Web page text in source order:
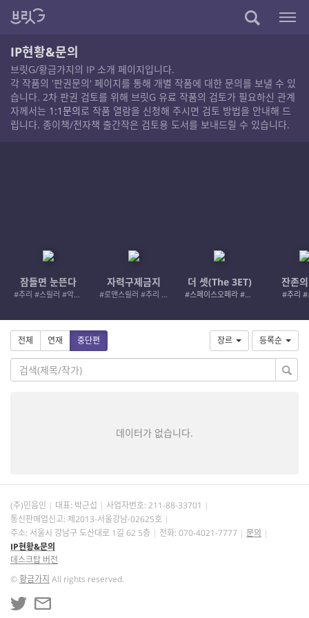
IP현황&문의
브릿G/황금가지의 IP 소개 페이지입니다.
각 작품의 '판권문의' 페이지를 통해 개별 작품에 대한 문의를 보낼 수 있
습니다. 2차 판권 검토를 위해 브릿G 유료 작품의 검토가 필요하신 관계
자께서는 1:1문의로 작품 열람을 신청해 주시면 검토 방법을 안내해 드
립니다. 종이책/전자책 출간작은 검토용 도서를 보내드릴 수 있습니다.
잠들면 눈뜬다
#추리 #스릴러 #악인 #로드레이지
자력구제금지
#로맨스릴러 #추리 #여성서사 #사적제재
더 셋(The 3ET)
#스페이스오페라 #우주활극
잔존
#추리 #
장르 등록순
전체 연재 중단편
데이터가 없습니다.
(주)민음인 대표: 박근섭 사업자번호: 211-88-33701
통신판매업신고: 제2013-서울강남-02625호
주소: 서울시 강남구 도산대로 1길 62 5층
전화: 070-4021-7777
문의
IP현황&문의
데스크탑 버전
©황금가지 All rights reserved.